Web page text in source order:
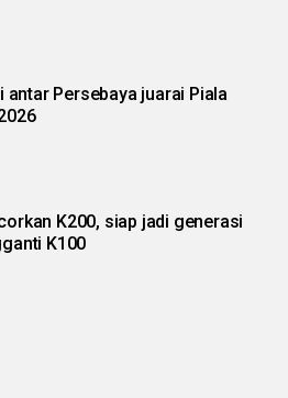
antar Persebaya juarai Piala
K200, siap jadi generasi
K100